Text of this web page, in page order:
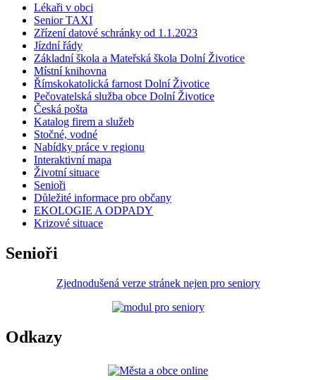
Lékaři v obci
Senior TAXI
Zřízení datové schránky od 1.1.2023
Jízdní řády
Základní škola a Mateřská škola Dolní Životice
Místní knihovna
Římskokatolická farnost Dolní Životice
Pečovatelská služba obce Dolní Životice
Česká pošta
Katalog firem a služeb
Stočné, vodné
Nabídky práce v regionu
Interaktivní mapa
Životní situace
Senioři
Důležité informace pro občany
EKOLOGIE A ODPADY
Krizové situace
Senioři
Zjednodušená verze stránek nejen pro seniory
Odkazy